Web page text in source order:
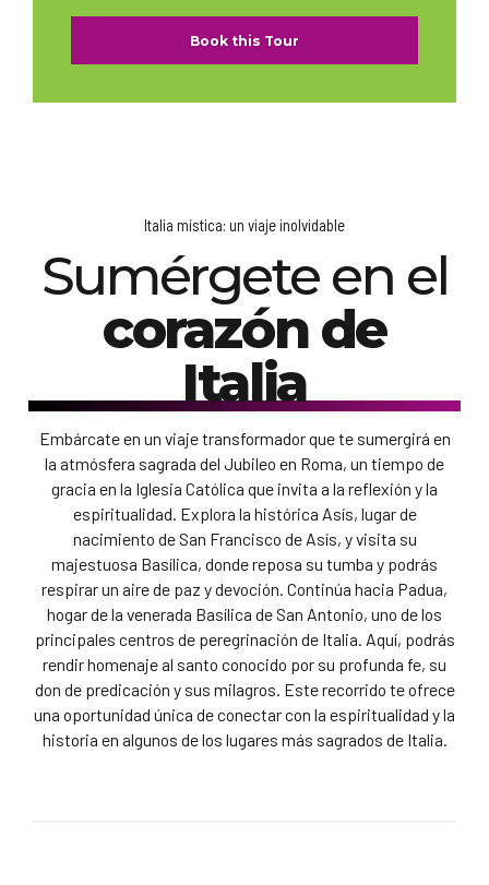
Book this Tour
Italia mística: un viaje inolvidable
Sumérgete en el
corazón de
Italia
Embárcate en un viaje transformador que te sumergirá en
la atmósfera sagrada del Jubileo en Roma, un tiempo de
gracia en la Iglesia Católica que invita a la reflexión y la
espiritualidad. Explora la histórica Asís, lugar de
nacimiento de San Francisco de Asís, y visita su
majestuosa Basílica, donde reposa su tumba y podrás
respirar un aire de paz y devoción. Continúa hacia Padua,
hogar de la venerada Basílica de San Antonio, uno de los
principales centros de peregrinación de Italia. Aquí, podrás
rendir homenaje al santo conocido por su profunda fe, su
don de predicación y sus milagros. Este recorrido te ofrece
una oportunidad única de conectar con la espiritualidad y la
historia en algunos de los lugares más sagrados de Italia.